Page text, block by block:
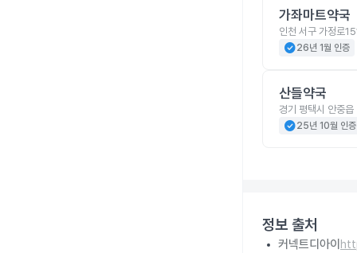
가좌마트약국
인천 서구 가정로
check_circle26년 1월 인증
산들약국
경기 평택시 안중
check_circle25년 10월 인증
정보 출처
커넥트디아이